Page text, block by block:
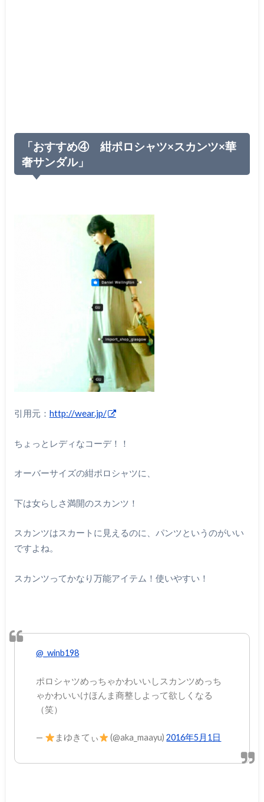
「おすすめ④ 紺ポロシャツ×スカンツ×華
奢サンダル」
引用元： http://wear.jp/
ちょっとレディなコーデ！！
オーバーサイズの紺ポロシャツに、
下は女らしさ満開のスカンツ！
スカンツはスカートに見えるのに、パンツというのがいい
ですよね。
スカンツってかなり万能アイテム！使いやすい！
@_winb198
ポロシャツめっちゃかわいいしスカンツめっち
ゃかわいいけほんま商整しよって欲しくなる
（笑）
— まゆきてぃ (@aka_maayu)2016年5月1日